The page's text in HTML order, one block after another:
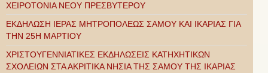
ΧΕΙΡΟΤΟΝΙΑ ΝΕΟΥ ΠΡΕΣΒΥΤΕΡΟΥ
ΕΚΔΗΛΩΣΗ ΙΕΡΑΣ ΜΗΤΡΟΠΟΛΕΩΣ ΣΑΜΟΥ ΚΑΙ ΙΚΑΡΙΑΣ ΓΙΑ
ΤΗΝ 25Η ΜΑΡΤΙΟΥ
ΧΡΙΣΤΟΥΓΕΝΝΙΑΤΙΚΕΣ ΕΚΔΗΛΩΣΕΙΣ ΚΑΤΗΧΗΤΙΚΩΝ
ΣΧΟΛΕΙΩΝ ΣΤΑ ΑΚΡΙΤΙΚΑ ΝΗΣΙΑ ΤΗΣ ΣΑΜΟΥ ΤΗΣ ΙΚΑΡΙΑΣ